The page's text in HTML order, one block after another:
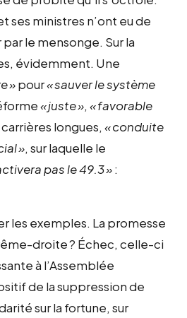
ses ministres n’ont eu de
le mensonge. Sur la
évidemment. Une
»pour«sauver le système
«juste», «favorable
carrières longues, «conduite
», sur laquelle le
pas le 49.3»:
les exemples. La promesse
droite? Échec, celle-ci
à l’Assemblée
de la suppression de
sur la fortune, sur